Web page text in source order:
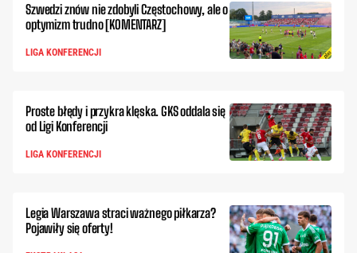
Szwedzi znów nie zdobyli Częstochowy, ale o
optymizm trudno [KOMENTARZ]
LIGA KONFERENCJI
Proste błędy i przykra klęska. GKS oddala się
od Ligi Konferencji
LIGA KONFERENCJI
Legia Warszawa straci ważnego piłkarza?
Pojawiły się oferty!